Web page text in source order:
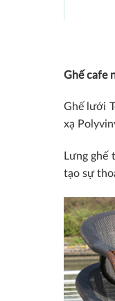
Ghế cafe
Ghế lưới
xạ
Lưng ghế
tạo sự